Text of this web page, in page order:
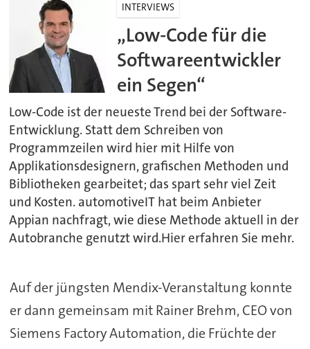
INTERVIEWS
„Low-Code für die
Softwareentwickler
ein Segen“
Low-Code ist der neueste Trend bei der Software-
Entwicklung. Statt dem Schreiben von
Programmzeilen wird hier mit Hilfe von
Applikationsdesignern, grafischen Methoden und
Bibliotheken gearbeitet; das spart sehr viel Zeit
und Kosten. automotiveIT hat beim Anbieter
Appian nachfragt, wie diese Methode aktuell in der
Autobranche genutzt wird.Hier erfahren Sie mehr.
Auf der jüngsten Mendix-Veranstaltung konnte
er dann gemeinsam mit Rainer Brehm, CEO von
Siemens Factory Automation, die Früchte der